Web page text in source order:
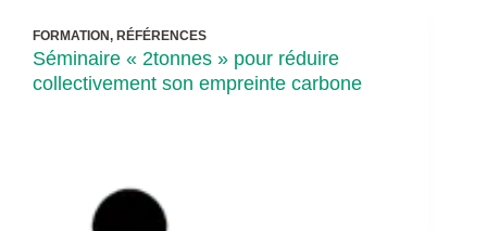
FORMATION, RÉFÉRENCES
Séminaire « 2tonnes » pour réduire
collectivement son empreinte carbone